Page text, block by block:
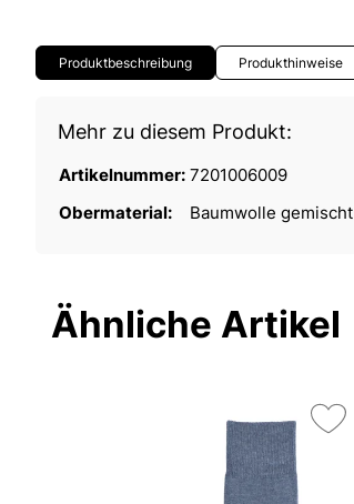
Produktbeschreibung Produkthinweise
Mehr zu diesem Produkt:
Artikelnummer: 7201006009
Obermaterial:
Baumwolle gemischt
Ähnliche Artikel